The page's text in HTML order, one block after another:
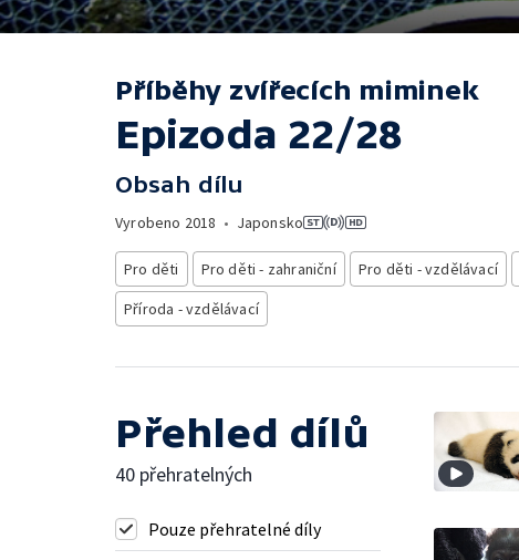
Příběhy zvířecích miminek
Epizoda 22/28
Obsah dílu
Vyrobeno 2018 • Japonsko
Pro děti Pro děti - zahraniční Pro děti - vzdělávací
Příroda - vzdělávací
Přehled dílů
40 přehratelných
Pouze přehratelné díly